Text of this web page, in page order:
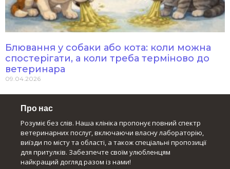
Блювання у собаки або кота: коли можна
спостерігати, а коли треба терміново до
ветеринара
09.04.2026
Про нас
Розуміє без слів. Наша клініка пропонує повний спектр
ветеринарних послуг, включаючи власну лабораторію,
виїзди по місту та області, а також спеціальні пропозиції
для притулків. Забезпечте своїм улюбленцям
найкращий догляд разом із нами!